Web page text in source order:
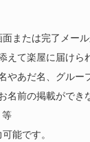
または完了メー
えて楽屋に届けら
あだ名、グルー
名前の掲載ができ
能です。